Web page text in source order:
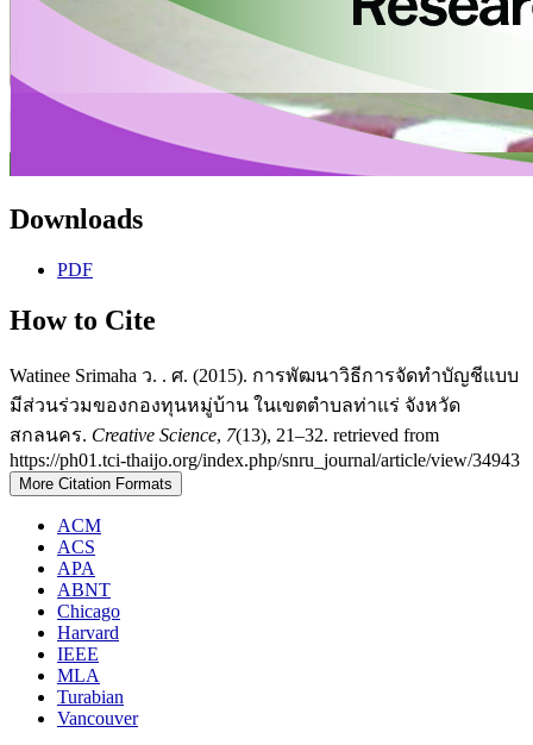
Downloads
PDF
How to Cite
Watinee Srimaha ว. . ศ. (2015). การพัฒนาวิธีการจัดทำบัญชีแบบ
มีส่วนร่วมของกองทุนหมู่บ้าน ในเขตตำบลท่าแร่ จังหวัด
สกลนคร. Creative Science, 7(13), 21–32. retrieved from
https://ph01.tci-thaijo.org/index.php/snru_journal/article/view/34943
More Citation Formats
ACM
ACS
APA
ABNT
Chicago
Harvard
IEEE
MLA
Turabian
Vancouver